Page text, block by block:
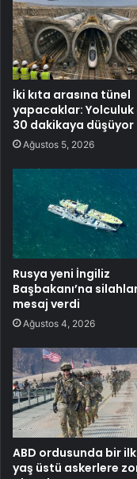
İki kıta arasına tünel
yapacaklar: Yolculuk
30 dakikaya düşüyor
Ağustos 5, 2026
Rusya yeni İngiliz
Başbakanı’na
mesaj verdi
Ağustos 4, 2026
ABD ordusunda bir
yaş üstü askerlere